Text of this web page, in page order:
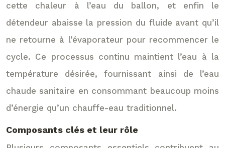
cette chaleur à l’eau du ballon, et enfin le
détendeur abaisse la pression du fluide avant qu’il
ne retourne à l’évaporateur pour recommencer le
cycle. Ce processus continu maintient l’eau à la
température désirée, fournissant ainsi de l’eau
chaude sanitaire en consommant beaucoup moins
d’énergie qu’un chauffe-eau traditionnel.
Composants clés et leur rôle